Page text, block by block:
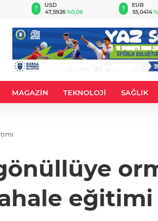
USD
47,5926%0,06
EUR
55,0414
MAGAZİN TEKNOLOJİ SAĞLIK
eğitimi